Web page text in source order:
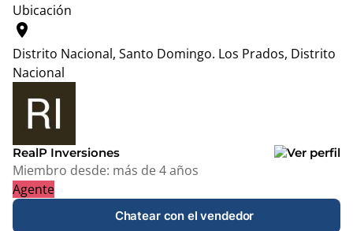
Ubicación
location_on
Distrito Nacional, Santo Domingo. Los Prados, Distrito
Nacional
+
−
RealP Inversiones
Miembro desde: más de 4 años
Agente
Chatear con el vendedor